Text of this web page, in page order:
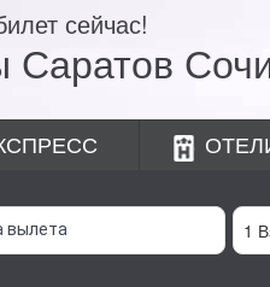
сейчас!
Саратов